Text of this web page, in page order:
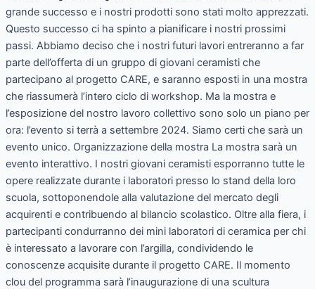
grande successo e i nostri prodotti sono stati molto apprezzati.
Questo successo ci ha spinto a pianificare i nostri prossimi
passi. Abbiamo deciso che i nostri futuri lavori entreranno a far
parte dell’offerta di un gruppo di giovani ceramisti che
partecipano al progetto CARE, e saranno esposti in una mostra
che riassumerà l’intero ciclo di workshop. Ma la mostra e
l’esposizione del nostro lavoro collettivo sono solo un piano per
ora: l’evento si terrà a settembre 2024. Siamo certi che sarà un
evento unico. Organizzazione della mostra La mostra sarà un
evento interattivo. I nostri giovani ceramisti esporranno tutte le
opere realizzate durante i laboratori presso lo stand della loro
scuola, sottoponendole alla valutazione del mercato degli
acquirenti e contribuendo al bilancio scolastico. Oltre alla fiera, i
partecipanti condurranno dei mini laboratori di ceramica per chi
è interessato a lavorare con l’argilla, condividendo le
conoscenze acquisite durante il progetto CARE. Il momento
clou del programma sarà l’inaugurazione di una scultura